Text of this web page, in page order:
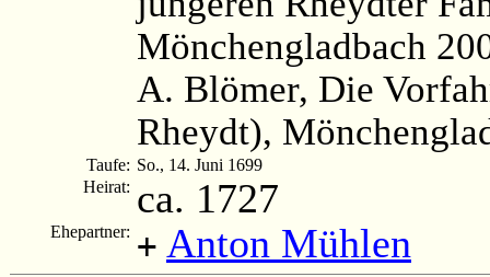
Mönchengladbach
A. Blömer, Die
Rheydt),
Taufe: So., 14. Juni 1699
Heirat: ca. 1727
Ehepartner: + Anton Mühlen